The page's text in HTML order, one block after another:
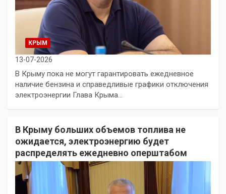
КРЫМ
13-07-2026
В Крыму пока не могут гарантировать ежедневное
наличие бензина и справедливые графики отключения
электроэнергии Глава Крыма…
В Крыму больших объемов топлива не
ожидается, электроэнергию будет
распределять ежедневно оперштабом